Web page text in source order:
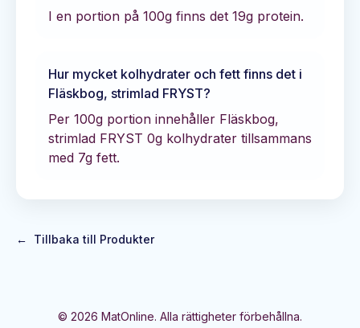
I en portion på 100g finns det 19g protein.
Hur mycket kolhydrater och fett finns det i
Fläskbog, strimlad FRYST?
Per 100g portion innehåller Fläskbog,
strimlad FRYST 0g kolhydrater tillsammans
med 7g fett.
← Tillbaka till Produkter
© 2026 MatOnline. Alla rättigheter förbehållna.